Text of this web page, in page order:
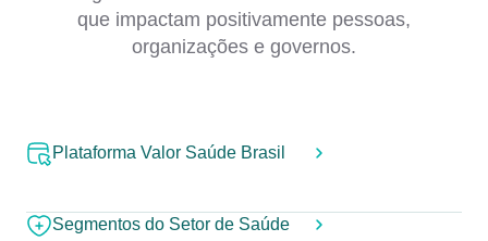
que impactam positivamente pessoas,
organizações e governos.
Plataforma Valor Saúde Brasil
Segmentos do Setor de Saúde